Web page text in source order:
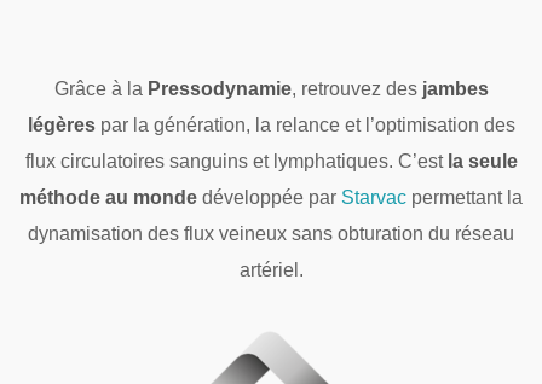
Grâce à la Pressodynamie, retrouvez des jambes
légèrespar la génération, la relance et l’optimisation des
flux circulatoires sanguins et lymphatiques. C’est la seule
méthode au monde développée par Starvac permettant la
dynamisation des flux veineux sans obturation du réseau
artériel.